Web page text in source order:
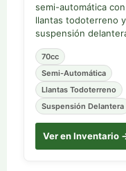
semi-automática con
llantas todoterreno y
suspensión
70cc
Semi-Automática
Llantas Todoterreno
Suspensión Delantera
Ver en Inventario